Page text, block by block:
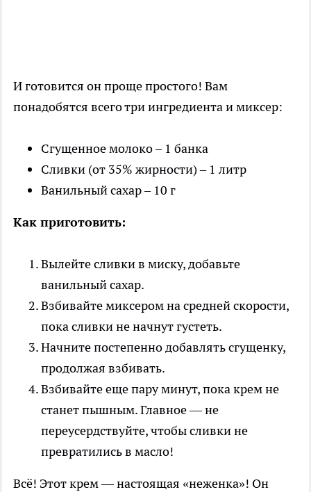
И готовится он проще простого! Вам
понадобятся всего три ингредиента и миксер:
Сгущенное молоко – 1 банка
Сливки (от 35% жирности) – 1 литр
Ванильный сахар – 10 г
Как приготовить:
Вылейте сливки в миску, добавьте
ванильный сахар.
Взбивайте миксером на средней скорости,
пока сливки не начнут густеть.
Начните постепенно добавлять сгущенку,
продолжая взбивать.
Взбивайте еще пару минут, пока крем не
станет пышным. Главное — не
переусердствуйте, чтобы сливки не
превратились в масло!
Всё! Этот крем — настоящая «неженка»! Он